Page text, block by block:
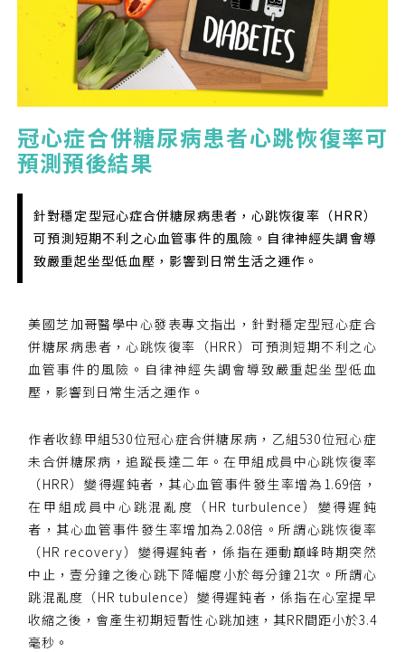
冠心症合併糖尿病患者心跳恢復率可
預測預後結果
針對穩定型冠心症合併糖尿病患者，心跳恢復率（HRR）
可預測短期不利之心血管事件的風險。自律神經失調會導
致嚴重起坐型低血壓，影響到日常生活之運作。
美國芝加哥醫學中心發表專文指出，針對穩定型冠心症合
併糖尿病患者，心跳恢復率（HRR）可預測短期不利之心
血管事件的風險。自律神經失調會導致嚴重起坐型低血
壓，影響到日常生活之運作。
作者收錄甲組530位冠心症合併糖尿病，乙組530位冠心症
未合併糖尿病，追蹤長達二年。在甲組成員中心跳恢復率
（HRR）變得遲鈍者，其心血管事件發生率增為1.69倍，
在甲組成員中心跳混亂度（HR turbulence）變得遲鈍
者，其心血管事件發生率增加為2.08倍。所謂心跳恢復率
（HR recovery）變得遲鈍者，係指在運動巔峰時期突然
中止，壹分鐘之後心跳下降幅度小於每分鐘21次。所謂心
跳混亂度（HR tubulence）變得遲鈍者，係指在心室提早
收縮之後，會產生初期短暫性心跳加速，其RR間距小於3.4
毫秒。
您已成功送出會員申請
您好，您的會員申請，已成功送出，經本協會理事
會審核通過後即通知您進行繳費，繳費資訊如下
——
個人會員:
入會費新臺幣1200元，於會員入會時繳納；常年會
費1200元，於每年度繳納。
入會費新臺幣3000元，於會員入會時繳納；常年會
費3000元，於每年度繳納。
戶名: 社團法人台灣自律神經健康培訓暨發展協會
帳號: 003-03-501566-2